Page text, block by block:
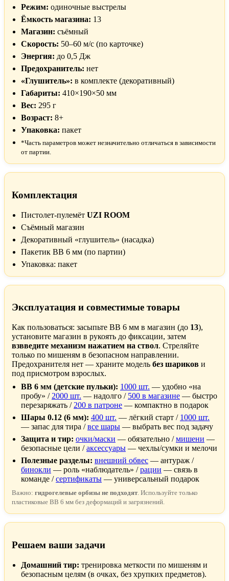
Режим: одиночные выстрелы
Ёмкость магазина: 13
Магазин: съёмный
Скорость: 50–60 м/с (по карточке)
Энергия: до 0,5 Дж
Предохранитель: нет
«Глушитель»: в комплекте (декоративный)
Габариты: 410×190×50 мм
Вес: 295 г
Возраст: 8+
Упаковка: пакет
*Часть параметров может незначительно отличаться в зависимости
от партии.
Комплектация
Пистолет-пулемёт UZI ROOM
Съёмный магазин
Декоративный «глушитель» (насадка)
Пакетик BB 6 мм (по партии)
Упаковка: пакет
Эксплуатация и совместимые товары
Как пользоваться: засыпьте BB 6 мм в магазин (до 13),
установите магазин в рукоять до фиксации, затем
взвведите механизм нажатием на ствол. Стреляйте
только по мишеням в безопасном направлении.
Предохранителя нет — храните модель без шариков и
под присмотром взрослых.
BB 6 мм (детские пульки): 1000 шт. — удобно «на
пробу» / 2000 шт. — надолго / 500 в магазине — быстро
перезаряжать / 200 в патроне — компактно в подарок
Шары 0.12 (6 мм): 400 шт. — лёгкий старт / 1000 шт.
— запас для тира /все шары — выбрать вес под задачу
Защита и тир: очки/маски — обязательно /мишени —
безопасные цели /аксессуары — чехлы/сумки и мелочи
Полезные разделы: внешний обвес — антураж /
бинокли — роль «наблюдатель» /рации — связь в
команде /сертификаты — универсальный подарок
Важно: гидрогелевые орбизы не подходят. Используйте только
пластиковые BB 6 мм без деформаций и загрязнений.
Решаем ваши задачи
Домашний тир: тренировка меткости по мишеням и
безопасным целям (в очках, без хрупких предметов).